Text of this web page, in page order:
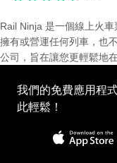
Rail Ninja 是一個線上火
擁有或營運任何列車，也
公司，旨在讓您更輕鬆地
我們的免費應用程
此輕鬆！